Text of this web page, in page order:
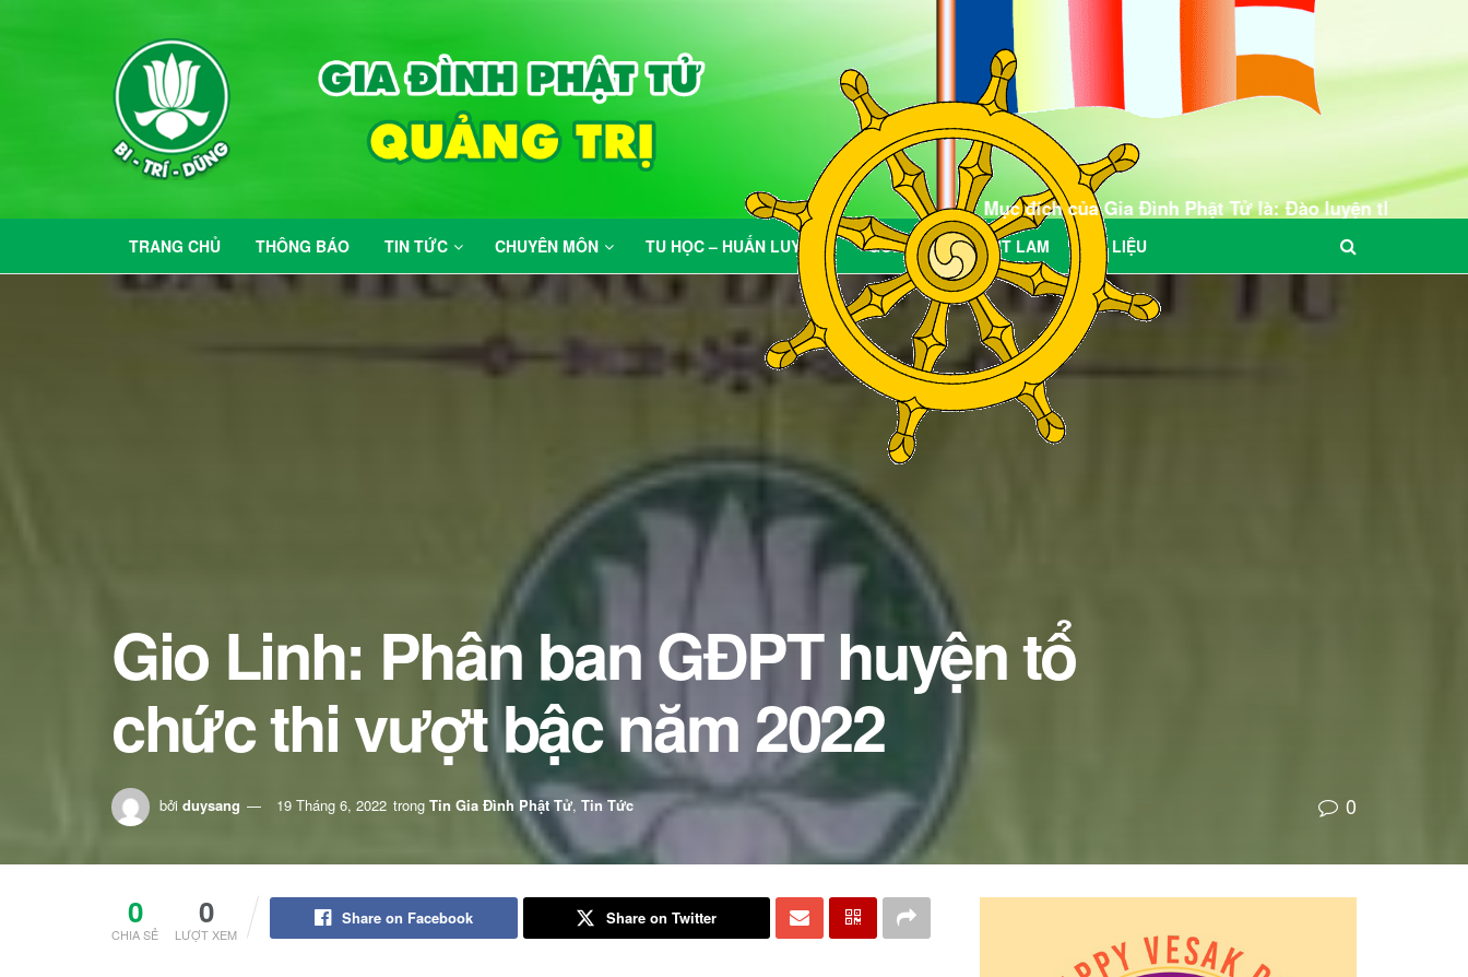
Mục đích của Gia Đình Phật Tử là: Đào luyện thanh, thiếu, đồng niên
TRANG CHỦ THÔNG BÁO TIN TỨC CHUYÊN MÔN TU HỌC – HUẤN LUYỆN GÓC VUI BÚT LAM TƯ LIỆU
Gio Linh: Phân ban GĐPT huyện tổ
chức thi vượt bậc năm 2022
bởi duysang 19 Tháng 6, 2022 trong Tin Gia Đình Phật Tử, Tin Tức 0
0
CHIA SẺ
0
LƯỢT XEM
Share on Facebook Share on Twitter